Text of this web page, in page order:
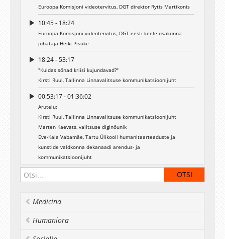
Euroopa Komisjoni videotervitus, DGT direktor Rytis Martikonis
10:45 - 18:24
Euroopa Komisjoni videotervitus, DGT eesti keele osakonna
juhataja Heiki Pisuke
18:24 - 53:17
"Kuidas sõnad kriisi kujundavad?"
Kirsti Ruul, Tallinna Linnavalitsuse kommunikatsioonijuht
00:53:17 - 01:36:02
Arutelu:
Kirsti Ruul, Tallinna Linnavalitsuse kommunikatsioonijuht
Marten Kaevats, valitsuse diginõunik
Eve-Kaia Vabamäe, Tartu Ülikooli humanitaarteaduste ja
kunstide valdkonna dekanaadi arendus- ja
kommunikatsioonijuht
Marianna Makarova, Riigikantselei kommunikatsiooninõunik
Elis Paemurd, EK esinduse keelenõunik, DGT tõlkija
Lühifilm
Edith Väli, Cleveron OÜ turundusjuht
Medicina
Humaniora